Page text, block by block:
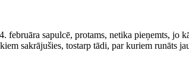
februāra sapulcē, protams, netika pieņemts,
sakrājušies, tostarp tādi, par kuriem runāts